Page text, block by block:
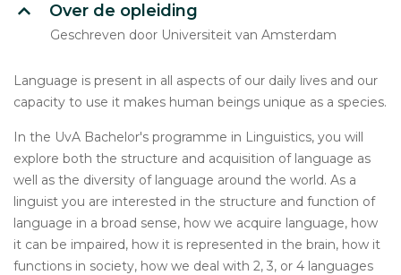
Over de opleiding
Geschreven door Universiteit van Amsterdam
Language is present in all aspects of our daily lives and our
capacity to use it makes human beings unique as a species.
In the UvA Bachelor's programme in Linguistics, you will
explore both the structure and acquisition of language as
well as the diversity of language around the world. As a
linguist you are interested in the structure and function of
language in a broad sense, how we acquire language, how
it can be impaired, how it is represented in the brain, how it
functions in society, how we deal with 2, 3, or 4 languages